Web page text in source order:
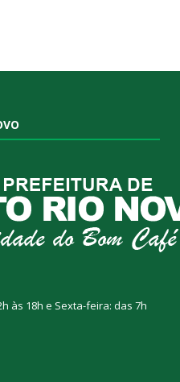
às 18h e Sexta-feira: das 7h